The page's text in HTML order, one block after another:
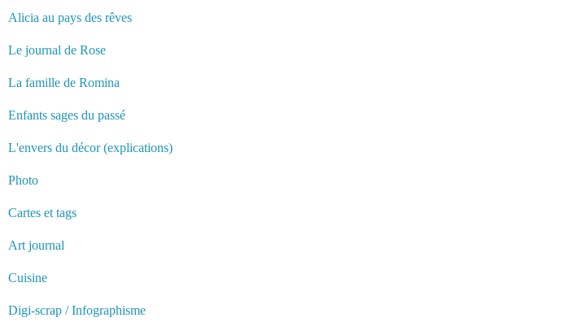
Alicia au pays des rêves
Le journal de Rose
La famille de Romina
Enfants sages du passé
L'envers du décor (explications)
Photo
Cartes et tags
Art journal
Cuisine
Digi-scrap / Infographisme